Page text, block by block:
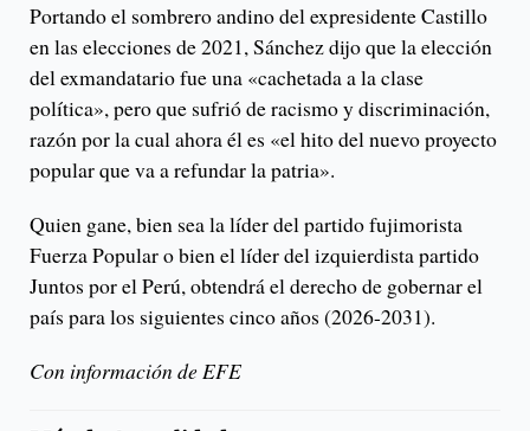
Portando el sombrero andino del expresidente Castillo
en las elecciones de 2021, Sánchez dijo que la elección
del exmandatario fue una «cachetada a la clase
política», pero que sufrió de racismo y discriminación,
razón por la cual ahora él es «el hito del nuevo proyecto
popular que va a refundar la patria».
Quien gane, bien sea la líder del partido fujimorista
Fuerza Popular o bien el líder del izquierdista partido
Juntos por el Perú, obtendrá el derecho de gobernar el
país para los siguientes cinco años (2026-2031).
Con información de EFE